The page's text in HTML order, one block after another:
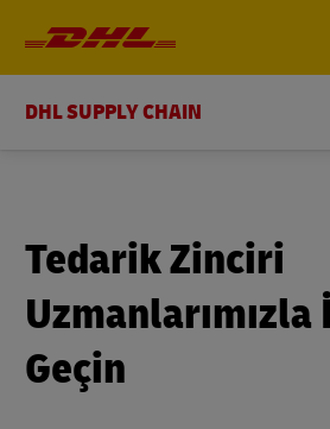
DHL SUPPLY CHAIN
Tedarik Zinciri
Geçin